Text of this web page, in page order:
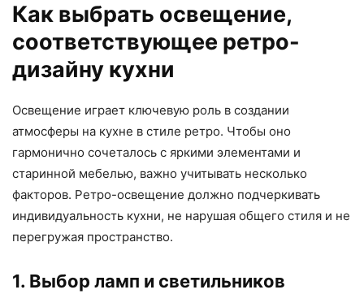
Как выбрать освещение,
соответствующее ретро-
дизайну кухни
Освещение играет ключевую роль в создании
атмосферы на кухне в стиле ретро. Чтобы оно
гармонично сочеталось с яркими элементами и
старинной мебелью, важно учитывать несколько
факторов. Ретро-освещение должно подчеркивать
индивидуальность кухни, не нарушая общего стиля и не
перегружая пространство.
1. Выбор ламп и светильников